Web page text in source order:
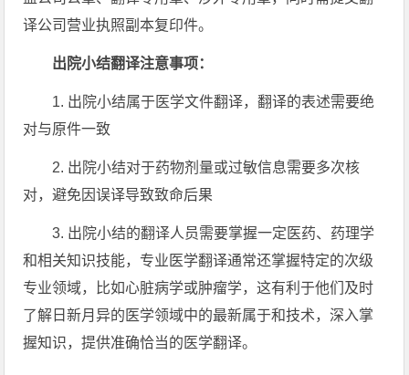
译公司营业执照副本复印件。
出院小结翻译注意事项：
1. 出院小结属于医学文件翻译，翻译的表述需要绝
对与原件一致
2. 出院小结对于药物剂量或过敏信息需要多次核
对，避免因误译导致致命后果
3. 出院小结的翻译人员需要掌握一定医药、药理学
和相关知识技能，专业医学翻译通常还掌握特定的次级
专业领域，比如心脏病学或肿瘤学，这有利于他们及时
了解日新月异的医学领域中的最新属于和技术，深入掌
握知识，提供准确恰当的医学翻译。